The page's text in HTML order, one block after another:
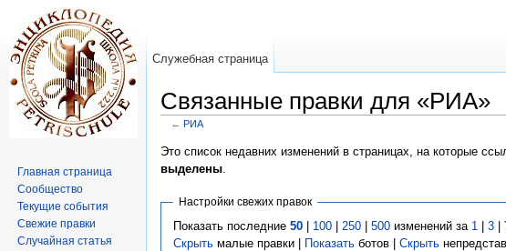
Связанные правки для «РИА»
← РИА
Это список недавних изменений в страницах, на которые
выделены
Настройки свежих правок
Показать последние 50| 100| 250| 500изменений за 1 | 3|
Скрытьмалые правки | Показатьботов | Скрыть
Служебная страница
Главная страница
Сообщество
Текущие события
Свежие правки
Случайная статья